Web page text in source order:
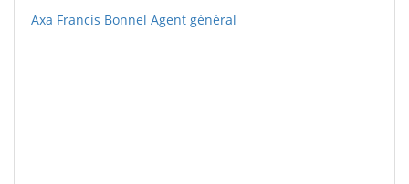
Axa Francis Bonnel Agent général